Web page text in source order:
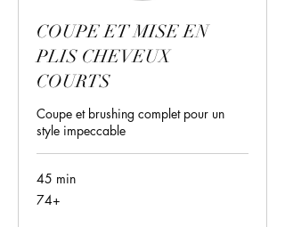
COUPE ET MISE EN
PLIS CHEVEUX
COURTS
Coupe et brushing complet pour un
style impeccable
45 min
74+
74+